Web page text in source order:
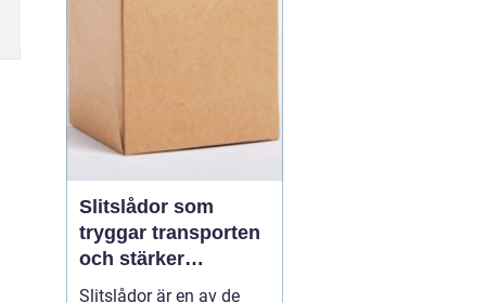
Slitslådor som
tryggar transporten
och stärker
varumärket
Slitslådor är en av de